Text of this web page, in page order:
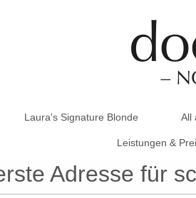
Laura's Signature Blonde All
Leistungen &
Adresse für